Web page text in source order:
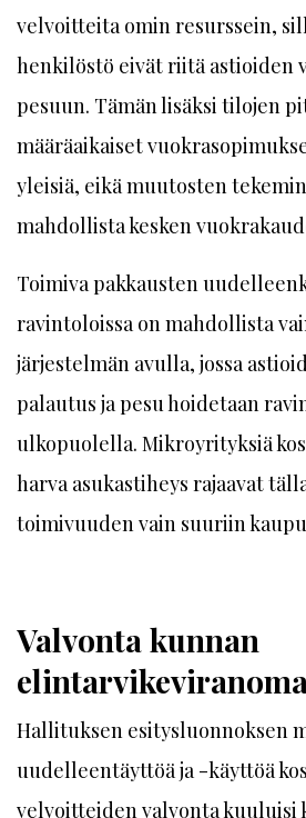
velvoitteita omin resurssein,
henkilöstö eivät riitä astioiden
pesuun. Tämän lisäksi tilojen
määräaikaiset
yleisiä, eikä muutosten
mahdollista kesken
Toimiva pakkausten
ravintoloissa on mahdollista
järjestelmän avulla, jossa
palautus ja pesu hoidetaan
ulkopuolella. Mikroyrityksiä
harva asukastiheys rajaavat
toimivuuden vain suuriin
Valvonta kunnan
Hallituksen esitysluonnoksen
uudelleentäyttöä ja -käyttöä
velvoitteiden valvonta kuuluisi